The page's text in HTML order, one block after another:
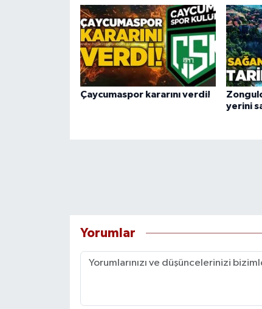
Çaycumaspor kararını verdi!
yerini
Yorumlar